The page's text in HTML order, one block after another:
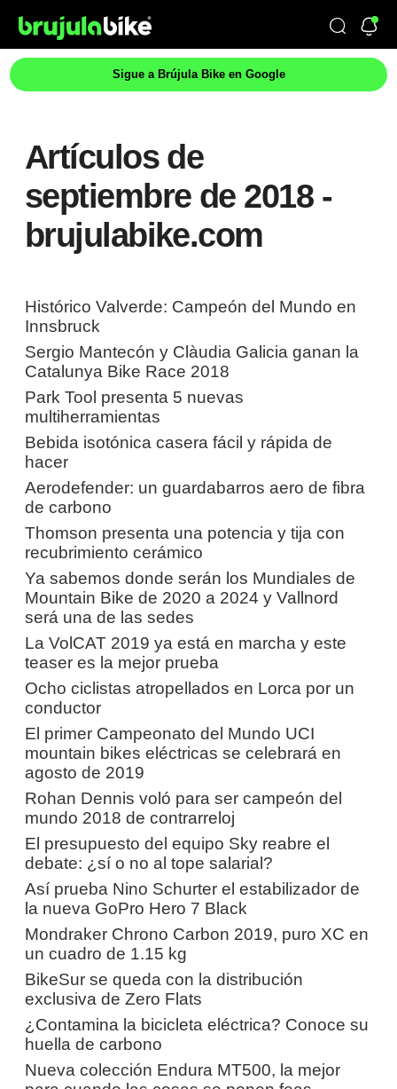
Sigue a Brújula Bike en Google
Artículos de
septiembre de 2018 -
brujulabike.com
Histórico Valverde: Campeón del Mundo en
Innsbruck
Sergio Mantecón y Clàudia Galicia ganan la
Catalunya Bike Race 2018
Park Tool presenta 5 nuevas
multiherramientas
Bebida isotónica casera fácil y rápida de
hacer
Aerodefender: un guardabarros aero de fibra
de carbono
Thomson presenta una potencia y tija con
recubrimiento cerámico
Ya sabemos donde serán los Mundiales de
Mountain Bike de 2020 a 2024 y Vallnord
será una de las sedes
La VolCAT 2019 ya está en marcha y este
teaser es la mejor prueba
Ocho ciclistas atropellados en Lorca por un
conductor
El primer Campeonato del Mundo UCI
mountain bikes eléctricas se celebrará en
agosto de 2019
Rohan Dennis voló para ser campeón del
mundo 2018 de contrarreloj
El presupuesto del equipo Sky reabre el
debate: ¿sí o no al tope salarial?
Así prueba Nino Schurter el estabilizador de
la nueva GoPro Hero 7 Black
Mondraker Chrono Carbon 2019, puro XC en
un cuadro de 1.15 kg
BikeSur se queda con la distribución
exclusiva de Zero Flats
¿Contamina la bicicleta eléctrica? Conoce su
huella de carbono
Nueva colección Endura MT500, la mejor